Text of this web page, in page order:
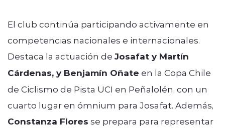
El club continúa participando activamente en
competencias nacionales e internacionales.
Destaca la actuación de Josafat y Martín
Cárdenas, y Benjamín Oñate en la Copa Chile
de Ciclismo de Pista UCI en Peñalolén, con un
cuarto lugar en ómnium para Josafat. Además,
Constanza Flores se prepara para representar